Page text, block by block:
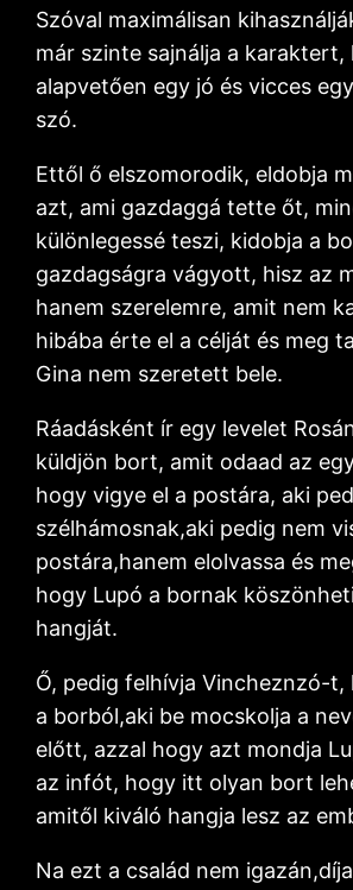
Szóval maximálisan
már szinte sajnálja a karaktert,
alapvetően egy jó és vicces
szó.
Ettől ő elszomorodik, eldobja
azt, ami gazdaggá tette őt,
különlegessé teszi, kidobja a
gazdagságra vágyott, hisz az
hanem szerelemre, amit nem
hibába érte el a célját és meg
Gina nem szeretett bele.
Ráadásként ír egy levelet
küldjön bort, amit odaad az
hogy vigye el a postára, aki
szélhámosnak,aki pedig nem
postára,hanem elolvassa és
hogy Lupó a bornak
hangját.
Ő, pedig felhívja Vincheznzó-
a borból,aki be mocskolja a
előtt, azzal hogy azt mondja
az infót, hogy itt olyan bort
amitől kiváló hangja lesz az
Na ezt a család nem